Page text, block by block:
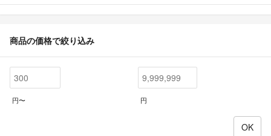
商品の価格で絞り込み
円〜 円